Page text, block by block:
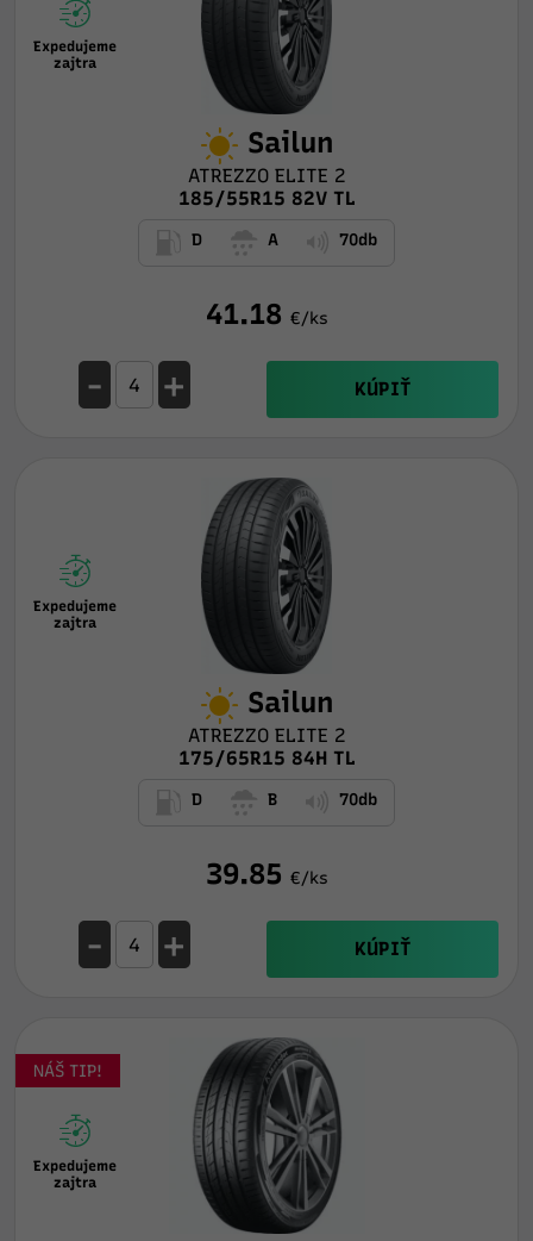
Expedujeme
zajtra
Sailun
ATREZZO ELITE 2
185/55R15 82V TL
D A 70db
41.18 €/ks
- + KÚPIŤ
Expedujeme
zajtra
Sailun
ATREZZO ELITE 2
175/65R15 84H TL
D B 70db
39.85 €/ks
- + KÚPIŤ
NÁŠ TIP!
Expedujeme
zajtra